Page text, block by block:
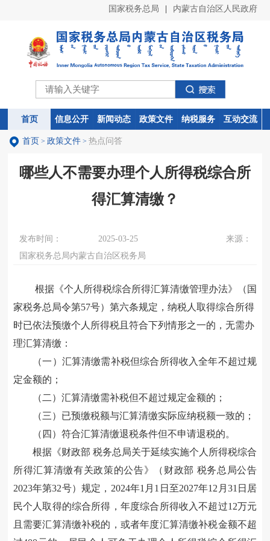
国家税务总局 内蒙古自治区人民政府
首页 信息公开 新闻动态 政策文件 纳税服务 互动交流
首页 信息公开 新闻动态 政策文件 纳税服务 互动交流
首页 > 政策文件> 热点问答
哪些人不需要办理个人所得税综合所
得汇算清缴？
发布时间： 2025-03-25
来源：
国家税务总局内蒙古自治区税务局
根据《个人所得税综合所得汇算清缴管理办法》（国
家税务总局令第57号）第六条规定，纳税人取得综合所得
时已依法预缴个人所得税且符合下列情形之一的，无需办
理汇算清缴：
（一）汇算清缴需补税但综合所得收入全年不超过规
定金额的；
（二）汇算清缴需补税但不超过规定金额的；
（三）已预缴税额与汇算清缴实际应纳税额一致的；
（四）符合汇算清缴退税条件但不申请退税的。
根据《财政部 税务总局关于延续实施个人所得税综合
所得汇算清缴有关政策的公告》（财政部 税务总局公告
2023年第32号）规定， 2024年1 月 1 日至2027年12 月 31 日居
民个人取得的综合所得，年度综合所得收入不超过12万元
且需要汇算清缴补税的，或者年度汇算清缴补税金额不超